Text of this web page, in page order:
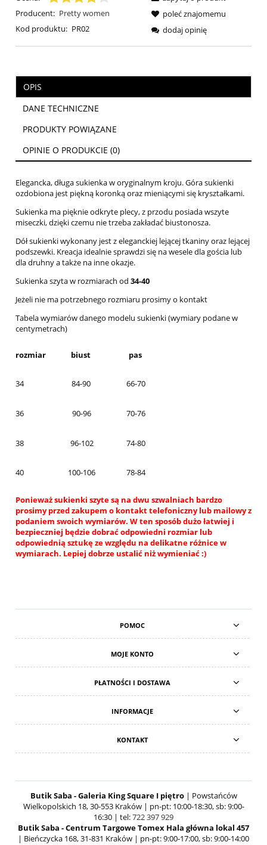
Producent: Pretty women
Kod produktu: PR02
poleć znajomemu
dodaj opinię
OPIS
DANE TECHNICZNE
PRODUKTY POWIĄZANE
OPINIE O PRODUKCIE (0)
Elegancka, długa sukienka w oryginalnym kroju. Góra sukienki
ozdobiona jest piękną koronką oraz mieniącymi się kryształkami.
Sukienka ma pięknie odkryte plecy, z przodu posiada wszyte
miseczki, dzięki czemu nie trzeba zakładać biustonosza.
Dół sukienki wykonany jest z eleganckiej lejącej tkaniny oraz lejącej
podszewki. Kreacja idealnie sprawdzi się na wesele dla gościa lub
dla druhny a także na inne okazje.
Sukienka szyta w rozmiarach od 34-40
Jeżeli nie ma potrzebnego rozmiaru prosimy o kontakt
Tabela wymiarów danego modelu sukienki (wymiary podane w
centymetrach)
rozmiar biust pas
34 84-90 66-70
36 90-96 70-76
38 96-102 74-80
40 100-106 78-84
Ponieważ sukienki szyte są na dwu szwalniach bardzo
prosimy przed zakupem o kontakt telefoniczny lub mailowy z
podaniem swoich wymiarów. W ten sposób dużo łatwiej i
bezpieczniej będzie dobrać odpowiedni rozmiar lub
odpowiednią sztukę ze względu na delikatne różnice w
wymiarach. Lepiej dobrze ustalić niż wymieniać :)
POMOC
MOJE KONTO
PŁATNOŚCI I DOSTAWA
INFORMACJE
KONTAKT
Butik Saba - Galeria King Square I piętro| Powstańców
Wielkopolskich 18, 30-553 Kraków | pn-pt: 10:00-18:30, sb: 9:00-
16:30 | tel:722 397 929
Butik Saba - Centrum Targowe Tomex Hala główna lokal 457
| Bieńczycka 168, 31-831 Kraków | pn-pt: 9:00-17:00, sb: 9:00-14:00